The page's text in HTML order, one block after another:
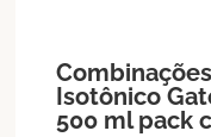
Isotônico
500 ml pack